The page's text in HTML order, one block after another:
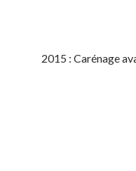
2015 : Carénage